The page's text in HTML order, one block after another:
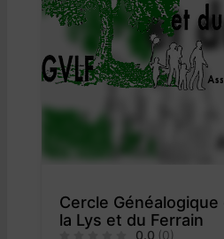
Cercle Généalogique
la Lys et du Ferrain
0.0 (0)